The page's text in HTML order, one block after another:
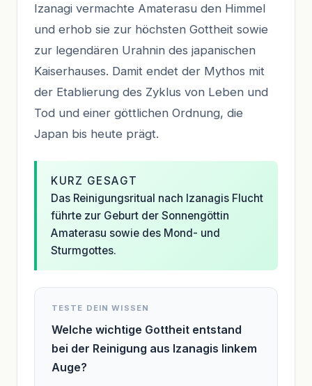
Izanagi vermachte Amaterasu den Himmel
und erhob sie zur höchsten Gottheit sowie
zur legendären Urahnin des japanischen
Kaiserhauses. Damit endet der Mythos mit
der Etablierung des Zyklus von Leben und
Tod und einer göttlichen Ordnung, die
Japan bis heute prägt.
KURZ GESAGT
Das Reinigungsritual nach Izanagis Flucht
führte zur Geburt der Sonnengöttin
Amaterasu sowie des Mond- und
Sturmgottes.
TESTE DEIN WISSEN
Welche wichtige Gottheit entstand
bei der Reinigung aus Izanagis linkem
Auge?